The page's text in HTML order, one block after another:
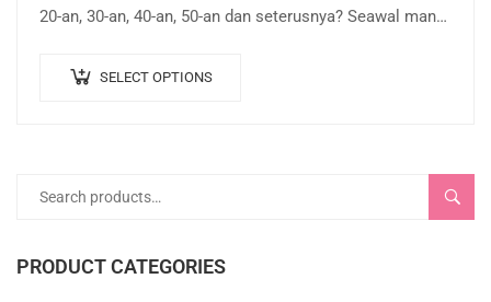
20-an, 30-an, 40-an, 50-an dan seterusnya? Seawal mana
SELECT OPTIONS
PRODUCT CATEGORIES